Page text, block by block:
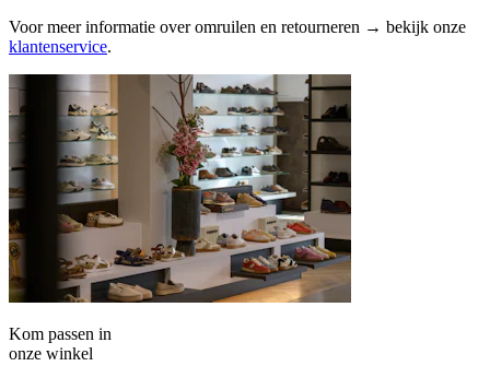
Voor meer informatie over omruilen en retourneren → bekijk onze
klantenservice.
Kom passen in
onze winkel